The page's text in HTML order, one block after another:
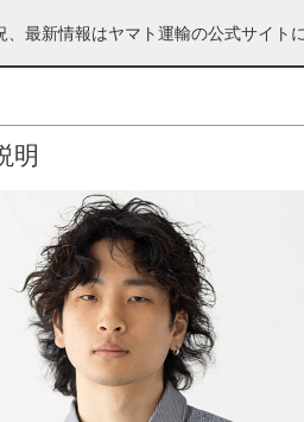
最新情報はヤマト運輸の公式サイト
明